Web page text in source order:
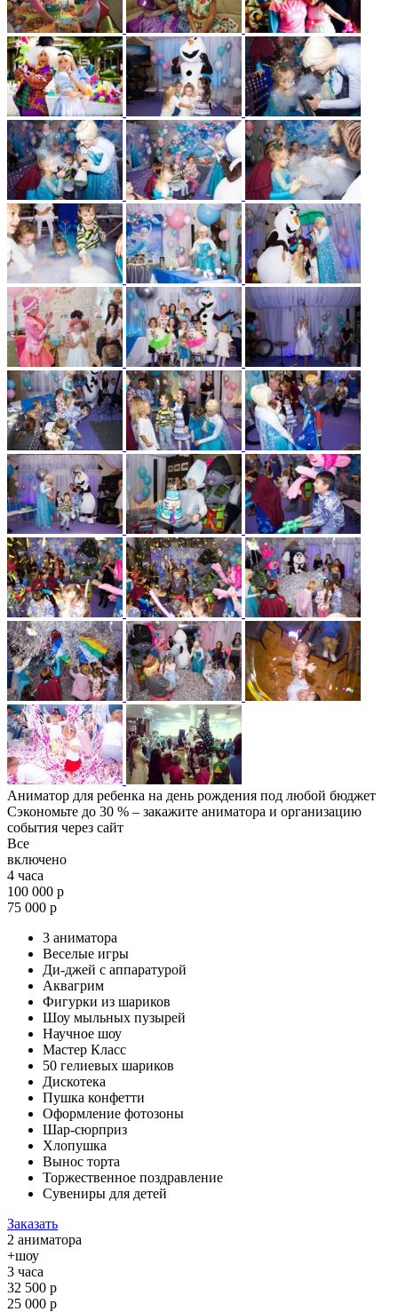
Аниматор для ребенка на день рождения под любой бюджет
Сэкономьте до 30 % – закажите аниматора и организацию
события через сайт
Все
включено
4 часа
100 000 р
75 000 р
3 аниматора
Веселые игры
Ди-джей с аппаратурой
Аквагрим
Фигурки из шариков
Шоу мыльных пузырей
Научное шоу
Мастер Класс
50 гелиевых шариков
Дискотека
Пушка конфетти
Оформление фотозоны
Шар-сюрприз
Хлопушка
Вынос торта
Торжественное поздравление
Сувениры для детей
Заказать
2 аниматора
+шоу
3 часа
32 500 р
25 000 р